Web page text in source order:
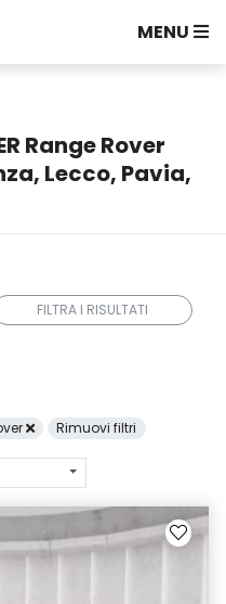
MENU
Range Rover
Lecco, Pavia,
FILTRA I RISULTATI
Rimuovi filtri